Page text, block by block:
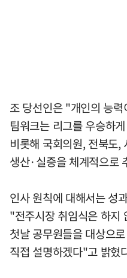
조 당선인은 "개인의 능
팀워크는 리그를 우승하
비롯해 국회의원, 전북도,
생산·실증을 체계적으로
인사 원칙에 대해서는 성
"전주시장 취임식은 하지
첫날 공무원들을 대상으
직접 설명하겠다"고 밝혔